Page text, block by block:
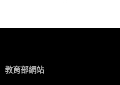
教育部網站